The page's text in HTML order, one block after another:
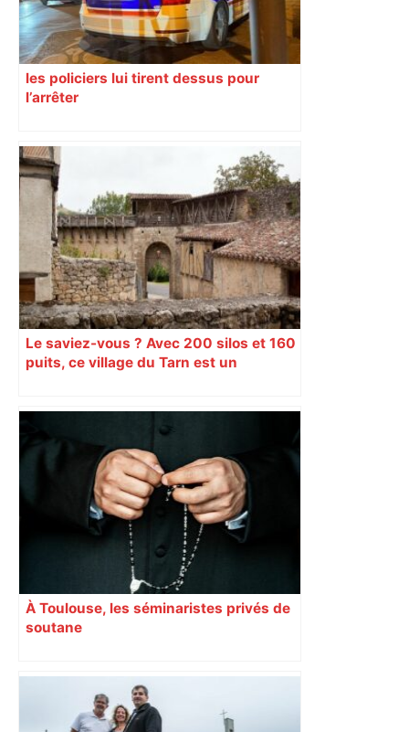
les policiers lui tirent dessus pour
l’arrêter
Le saviez-vous ? Avec 200 silos et 160
puits, ce village du Tarn est un
À Toulouse, les séminaristes privés de
soutane